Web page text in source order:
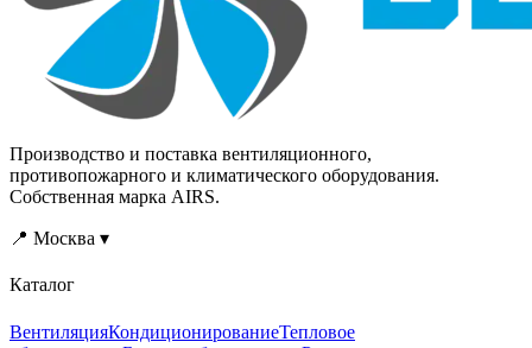
стоимость изделия.
Жиросборник оснащён
патрубком для слива
жира, лабиринтные
фильтры снимаются для
мойки без
{window.__zntcfg=1;var
s=document.createElement("script");s.src="/calc/zont-
cfg.js?
стоимость изделия.
Жиросборник оснащён
патрубком для слива
{window.__zntcfg=1;var
Производство и поставка вентиляционного,
противопожарного и климатического оборудования.
Собственная марка AIRS.
📍 Москва ▾
Каталог
ВентиляцияКондиционированиеТепловое